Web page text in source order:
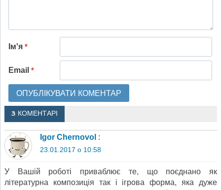
Ім'я *
Email *
3 КОМЕНТАРІ
Igor Chernovol :
23.01.2017 о 10:58
У Вашій роботі приваблює те, що поєднано як
літературна композиція так і ігрова форма, яка дуже